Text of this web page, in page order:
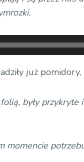
już
były
momencie